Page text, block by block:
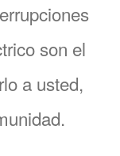
son el
a usted,